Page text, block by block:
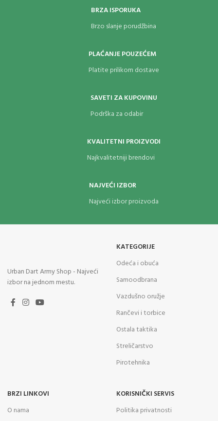
BRZA ISPORUKA
Brzo slanje porudžbina
PLAĆANJE POUZEĆEM
Platite prilikom dostave
SAVETI ZA KUPOVINU
Podrška za odabir
KVALITETNI PROIZVODI
Najkvalitetniji brendovi
NAJVEĆI IZBOR
Najveći izbor proizvoda
Urban Dart Army Shop - Najveći
izbor na jednom mestu.
KATEGORIJE
Odeća i obuća
Samoodbrana
Vazdušno oružje
Rančevi i torbice
Ostala taktika
Streličarstvo
Pirotehnika
BRZI LINKOVI
O nama
KORISNIČKI SERVIS
Politika privatnosti